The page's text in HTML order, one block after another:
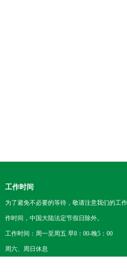
工作时间
为了避免不必要的等待，敬请注意我们的工
作时间，中国大陆法定节假日除外。
工作时间：周一至周五 早8：00-晚5：00
周六、周日休息